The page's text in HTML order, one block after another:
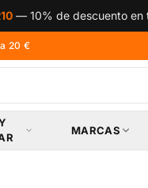
— 10% de descuento en
20 €
MARCAS